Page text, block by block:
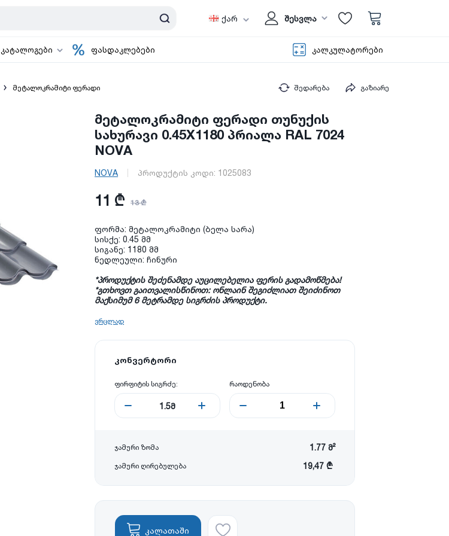
ქარ შესვლა
კატალოგები ფასდაკლებები კალკულატორები
მეტალოკრამიტი ფერადი შედარება გაზიარე
მეტალოკრამიტი ფერადი თუნუქის
სახურავი 0.45X1180 პრიალა RAL 7024
NOVA
NOVA პროდუქტის კოდი: 1025083
11 ₾ 13 ₾
ფორმა: მეტალოკრამიტი (ბელა სარა)
სისქე: 0.45 მმ
სიგანე: 1180 მმ
ნედლეული: ჩინური
*პროდუქტის შეძენამდე აუცილებელია ფერის გადამოწმება!
*გთხოვთ გაითვალისწინოთ: ონლაინ შეგიძლიათ შეიძინოთ
მაქსიმუმ6მეტრამდე სიგრძის პროდუქტი.
ვრცლად
კონვერტორი
ფირფიტის სიგრძე:
1.5მ
რაოდენობა
ჯამური ზომა 1.77 მ²
ჯამური ღირებულება 19,47 ₾
კალათაში